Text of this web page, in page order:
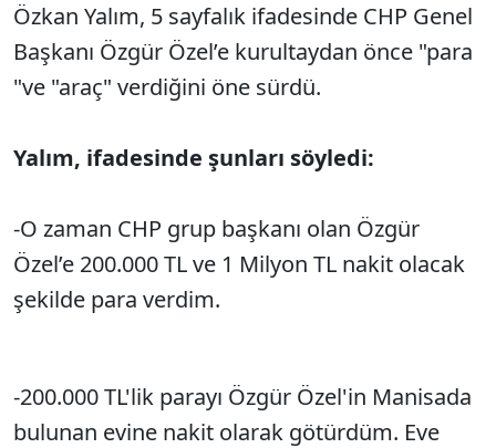
Özkan Yalım, 5 sayfalık ifadesinde CHP Genel
Başkanı Özgür Özel’e kurultaydan önce "para
"ve "araç" verdiğini öne sürdü.
Yalım, ifadesinde şunları söyledi:
-O zaman CHP grup başkanı olan Özgür
Özel’e 200.000 TL ve 1 Milyon TL nakit olacak
şekilde para verdim.
-200.000 TL'lik parayı Özgür Özel'in Manisada
bulunan evine nakit olarak götürdüm. Eve